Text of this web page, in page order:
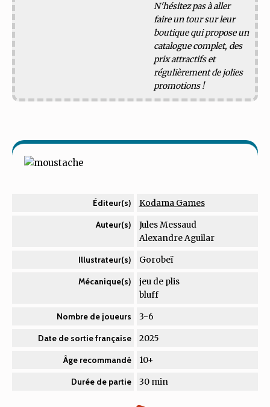
N'hésitez pas à aller
faire un tour sur leur
boutique qui propose un
catalogue complet, des
prix attractifs et
régulièrement de jolies
promotions !
Éditeur(s) Kodama Games
Auteur(s)
Jules Messaud
Alexandre Aguilar
Illustrateur(s) Gorobeï
Mécanique(s)
jeu de plis
bluff
Nombre de joueurs 3-6
Date de sortie française 2025
Âge recommandé 10+
Durée de partie 30 min